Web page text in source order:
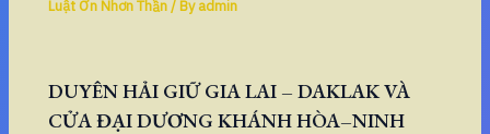
Luật Ơn Nhơn Thần/ Byadmin
DUYÊN HẢI GIỮ GIA LAI – DAKLAK VÀ
CỬA ĐẠI DƯƠNG KHÁNH HÒA–NINH